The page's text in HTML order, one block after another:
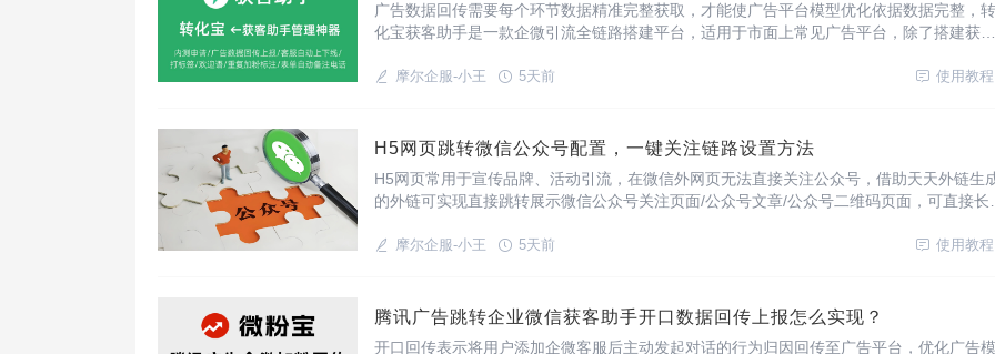
广告数据回传需要每个环节数据精准完整获取，才能使广告平台模型优化依据数据完整，转
化宝获客助手是一款企微引流全链路搭建平台，适用于市面上常见广告平台，除了搭建获客
升广告推流精准度，降低广告投放成本。如何使用转化宝获客助手创
摩尔企服-小王 5天前 使用教程
H5网页跳转微信公众号配置，一键关注链路设置方法
H5网页常用于宣传品牌、活动引流，在微信外网页无法直接关注公众号，借助天天外链生
的外链可实现直接跳转展示微信公众号关注页面/公众号文章/公众号二维码页面，可直接长按
化效果：公众号是构建私域场所常用平台，一键关注无需
摩尔企服-小王 5天前 使用教程
腾讯广告跳转企业微信获客助手开口数据回传上报怎么实现？
开口回传表示将用户添加企微客服后主动发起对话的行为归因回传至广告平台，优化广告模